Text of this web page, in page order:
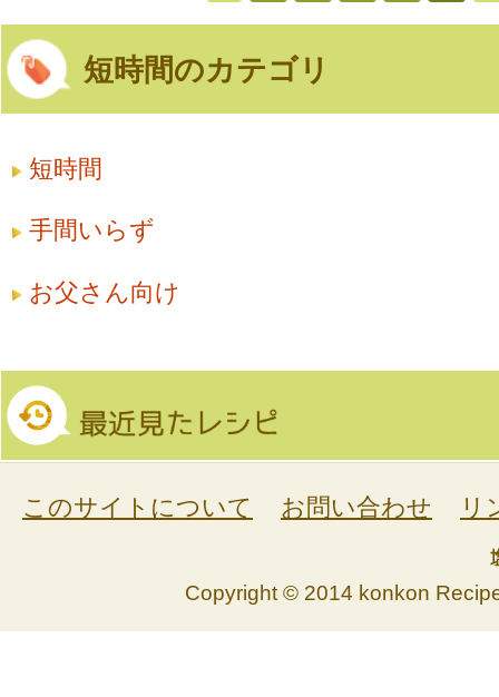
短時間のカテゴリ
短時間
手間いらず
お父さん向け
このサイトについて お問い合わせ リ
Copyright © 2014 konkon